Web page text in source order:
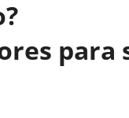
para